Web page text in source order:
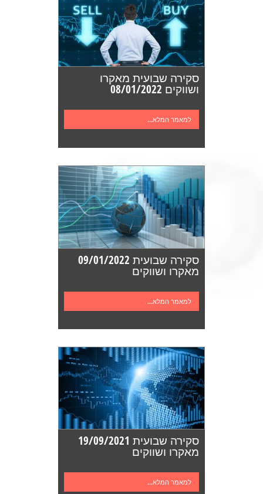
סקירה שבועית מאקרו
ושווקים 08/01/2022
למאמר המלא...
סקירה שבועית 09/01/2022
מאקרו ושווקים
למאמר המלא...
סקירה שבועית 19/09/2021
מאקרו ושווקים
למאמר המלא...